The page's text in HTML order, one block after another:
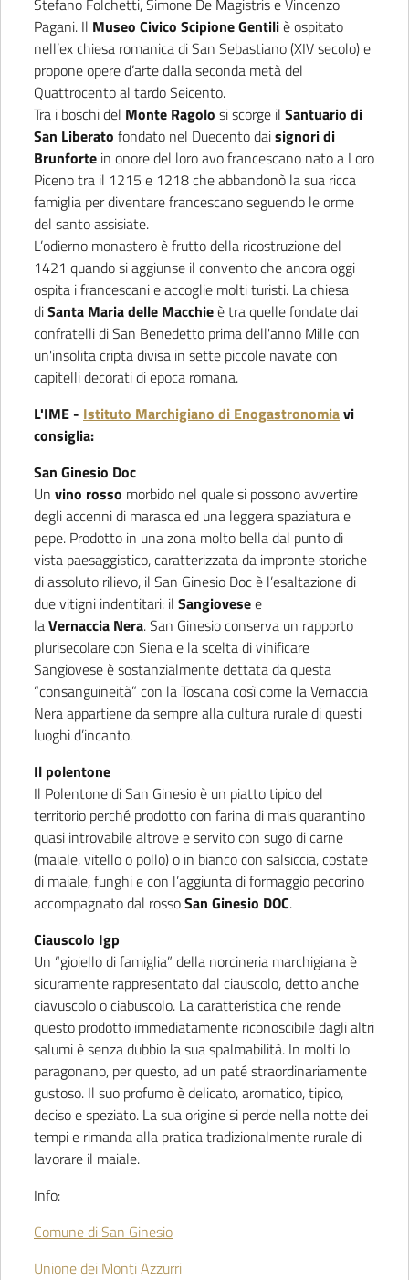
Stefano Folchetti, Simone De Magistris e Vincenzo
Pagani. Il Museo Civico Scipione Gentiliè ospitato
nell’ex chiesa romanica di San Sebastiano (XIV secolo) e
propone opere d’arte dalla seconda metà del
Quattrocento al tardo Seicento.
Tra i boschi del Monte Ragolo si scorge il Santuario di
San Liberato fondato nel Duecento daisignori di
Brunforte in onore del loro avo francescano nato a Loro
Piceno tra il 1215 e 1218 che abbandonò la sua ricca
famiglia per diventare francescano seguendo le orme
del santo assisiate.
L’odierno monastero è frutto della ricostruzione del
1421 quando si aggiunse il convento che ancora oggi
ospita i francescani e accoglie molti turisti. La chiesa
diSanta Maria delle Macchieè tra quelle fondate dai
confratelli di San Benedetto prima dell'anno Mille con
un'insolita cripta divisa in sette piccole navate con
capitelli decorati di epoca romana.
L'IME - Istituto Marchigiano di Enogastronomiavi
consiglia:
San Ginesio Doc
Un vino rosso morbido nel quale si possono avvertire
degli accenni di marasca ed una leggera spaziatura e
pepe. Prodotto in una zona molto bella dal punto di
vista paesaggistico, caratterizzata da impronte storiche
di assoluto rilievo, il San Ginesio Doc è l’esaltazione di
due vitigni indentitari: il Sangiovesee
laVernaccia Nera. San Ginesio conserva un rapporto
plurisecolare con Siena e la scelta di vinificare
Sangiovese è sostanzialmente dettata da questa
“consanguineità” con la Toscana così come la Vernaccia
Nera appartiene da sempre alla cultura rurale di questi
luoghi d’incanto.
Il polentone
Il Polentone di San Ginesio è un piatto tipico del
territorio perché prodotto con farina di mais quarantino
quasi introvabile altrove e servito con sugo di carne
(maiale, vitello o pollo) o in bianco con salsiccia, costate
di maiale, funghi e con l’aggiunta di formaggio pecorino
accompagnato dal rossoSan Ginesio DOC.
Ciauscolo Igp
Un “gioiello di famiglia” della norcineria marchigiana è
sicuramente rappresentato dal ciauscolo, detto anche
ciavuscolo o ciabuscolo. La caratteristica che rende
questo prodotto immediatamente riconoscibile dagli altri
salumi è senza dubbio la sua spalmabilità. In molti lo
paragonano, per questo, ad un paté straordinariamente
gustoso. Il suo profumo è delicato, aromatico, tipico,
deciso e speziato. La sua origine si perde nella notte dei
tempi e rimanda alla pratica tradizionalmente rurale di
lavorare il maiale.
Info:
Comune di San Ginesio
Unione dei Monti Azzurri